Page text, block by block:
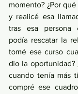
momento? ¿Por
y realicé esa
tras esa persona
podía rescatar la
tomé ese curso
dio la oportunidad?
cuando tenía más
compré ese